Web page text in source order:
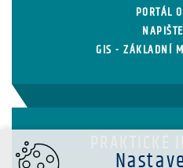
PORTÁL
GIS - ZÁKLADNÍ